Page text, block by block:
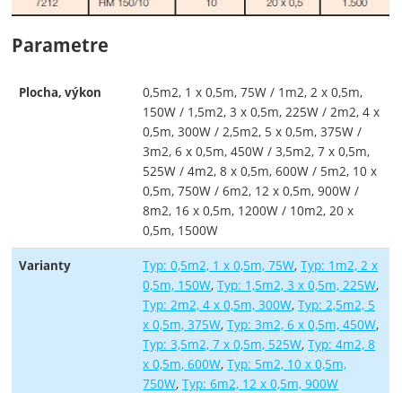
Parametre
Plocha, výkon
0,5m2, 1 x 0,5m, 75W / 1m2, 2 x 0,5m,
150W / 1,5m2, 3 x 0,5m, 225W / 2m2, 4 x
0,5m, 300W / 2,5m2, 5 x 0,5m, 375W /
3m2, 6 x 0,5m, 450W / 3,5m2, 7 x 0,5m,
525W / 4m2, 8 x 0,5m, 600W / 5m2, 10 x
0,5m, 750W / 6m2, 12 x 0,5m, 900W /
8m2, 16 x 0,5m, 1200W / 10m2, 20 x
0,5m, 1500W
Varianty Typ: 0,5m2, 1 x 0,5m, 75W Typ: 1m2, 2 x
0,5m, 150W Typ: 1,5m2, 3 x 0,5m, 225W
Typ: 2m2, 4 x 0,5m, 300W Typ: 2,5m2, 5
x 0,5m, 375W Typ: 3m2, 6 x 0,5m, 450W
Typ: 3,5m2, 7 x 0,5m, 525W Typ: 4m2, 8
x 0,5m, 600W Typ: 5m2, 10 x 0,5m,
750W Typ: 6m2, 12 x 0,5m, 900WTyp: 8m2,
Typ: